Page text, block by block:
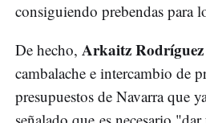
consiguiendo prebendas para
De hecho, Arkaitz Rodríguez
cambalache e intercambio de
presupuestos de Navarra que